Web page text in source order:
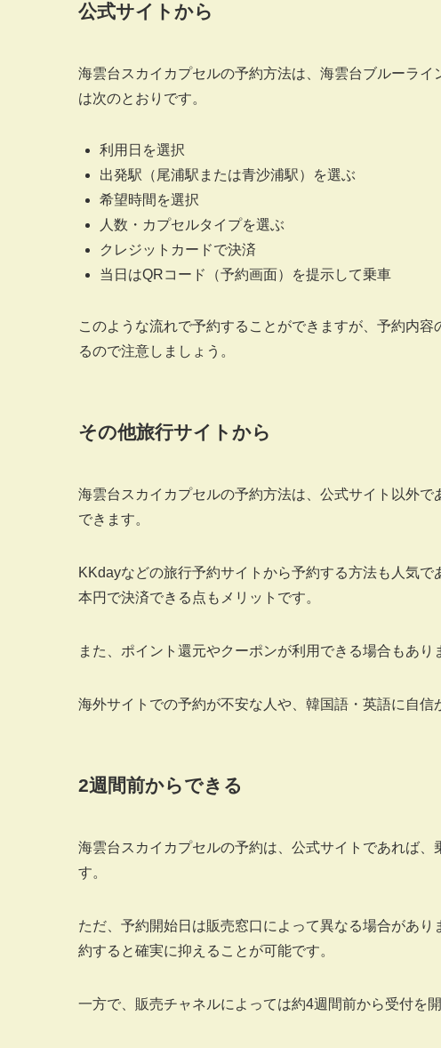
公式サイトから
海雲台スカイカプセルの予約方法は、海雲台ブルーラ
は次のとおりです。
利用日を選択
出発駅（尾浦駅または青沙浦駅）を選ぶ
希望時間を選択
人数・カプセルタイプを選ぶ
クレジットカードで決済
当日はQRコード（予約画面）を提示して乗車
このような流れで予約することができますが、予約内
るので注意しましょう。
その他旅行サイトから
海雲台スカイカプセルの予約方法は、公式サイト以外
できます。
KKdayなどの旅行予約サイトから予約する方法も人気
本円で決済できる点もメリットです。
また、ポイント還元やクーポンが利用できる場合もあり
海外サイトでの予約が不安な人や、韓国語・英語に自信
2週間前からできる
海雲台スカイカプセルの予約は、公式サイトであれば
す。
ただ、予約開始日は販売窓口によって異なる場合があ
約すると確実に抑えることが可能です。
一方で、販売チャネルによっては約4週間前から受付を